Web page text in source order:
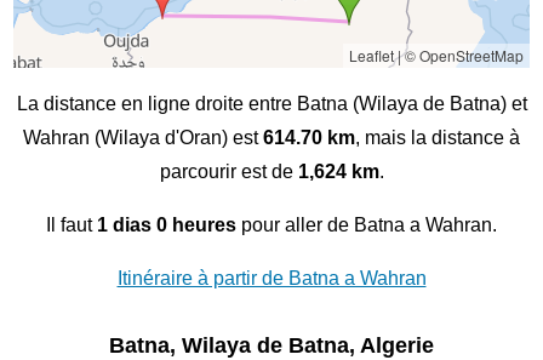
Leaflet|© OpenStreetMap
La distance en ligne droite entre Batna (Wilaya de Batna) et
Wahran (Wilaya d'Oran) est614.70 km, mais la distance à
parcourir est de 1,624 km.
Il faut 1 dias 0 heures pour aller de Batna a Wahran.
Itinéraire à partir de Batna a Wahran
Batna, Wilaya de Batna, Algerie